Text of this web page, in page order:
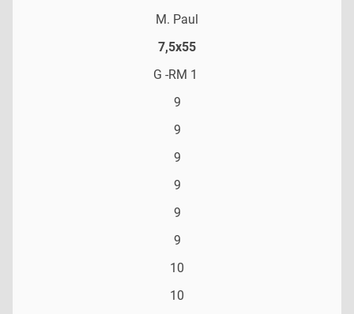
M. Paul
7,5x55
G -RM 1
9
9
9
9
9
9
10
10